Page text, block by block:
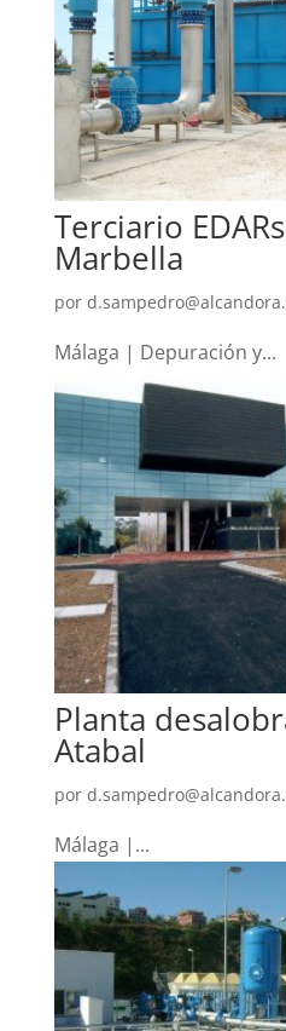
Terciario
Marbella
por
Málaga | Depuración y...
Planta
Atabal
por
Málaga |...